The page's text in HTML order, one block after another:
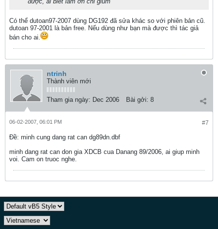
Có thể dutoan97-2007 dùng DG192 đã sửa khác so với phiên bản cũ.
dutoan 97-2001 là bản free. Nếu dùng như bạn mà được thì tác giả
bán cho ai.
ntrinh
Thành viên mới
Tham gia ngày: Dec 2006 Bài gởi: 8
#7
06-02-2007, 06:01 PM
Ðề: minh cung dang rat can dg89dn.dbf
minh dang rat can don gia XDCB cua Danang 89/2006, ai giup minh
voi. Cam on truoc nghe.